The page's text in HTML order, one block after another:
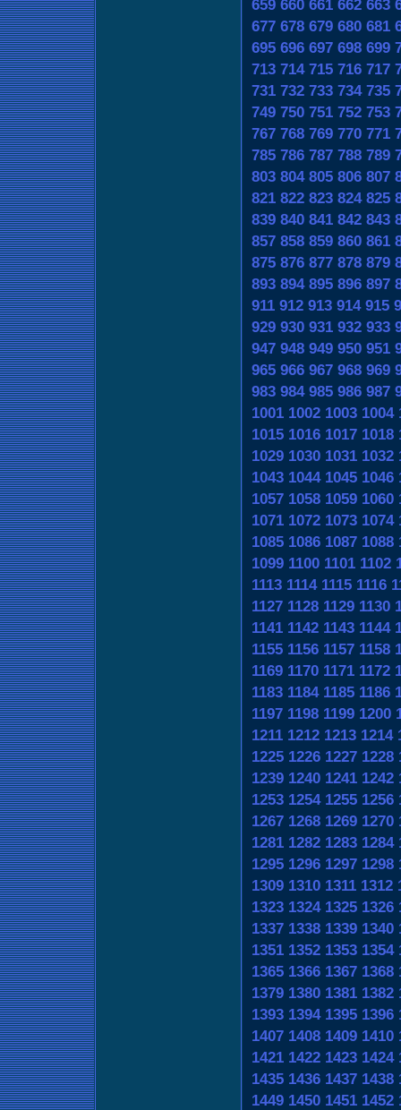
659 660 661 662 663
677 678 679 680 681
695 696 697 698 699
713 714 715 716 717
731 732 733 734 735
749 750 751 752 753
767 768 769 770 771
785 786 787 788 789
803 804 805 806 807
821 822 823 824 825
839 840 841 842 843
857 858 859 860 861
875 876 877 878 879
893 894 895 896 897
911 912 913 914 915
929 930 931 932 933
947 948 949 950 951
965 966 967 968 969
983 984 985 986 987
1001 1002 1003 1004
1015 1016 1017 1018
1029 1030 1031 1032
1043 1044 1045 1046
1057 1058 1059 1060
1071 1072 1073 1074
1085 1086 1087 1088
1099 1100 1101 1102
1113 1114 1115 1116
1127 1128 1129 1130
1141 1142 1143 1144
1155 1156 1157 1158
1169 1170 1171 1172
1183 1184 1185 1186
1197 1198 1199 1200
1211 1212 1213 1214
1225 1226 1227 1228
1239 1240 1241 1242
1253 1254 1255 1256
1267 1268 1269 1270
1281 1282 1283 1284
1295 1296 1297 1298
1309 1310 1311 1312
1323 1324 1325 1326
1337 1338 1339 1340
1351 1352 1353 1354
1365 1366 1367 1368
1379 1380 1381 1382
1393 1394 1395 1396
1407 1408 1409 1410
1421 1422 1423 1424
1435 1436 1437 1438
1449 1450 1451 1452